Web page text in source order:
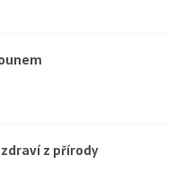
z přírody